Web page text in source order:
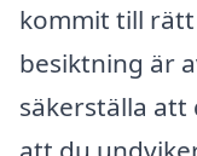
kommit till
besiktning är
säkerställa att